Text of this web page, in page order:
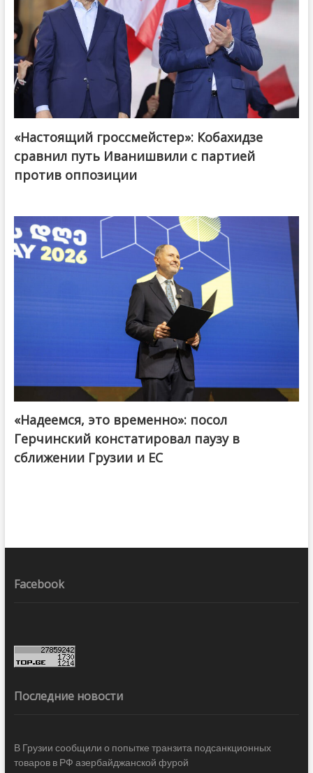
@ქართული ოცნება / Georgian Dream
«Настоящий гроссмейстер»: Кобахидзе
сравнил путь Иванишвили с партией
против оппозиции
«Надеемся, это временно»: посол
Герчинский констатировал паузу в
сближении Грузии и ЕС
Facebook
Последние новости
В Грузии сообщили о попытке транзита подсанкционных
товаров в РФ азербайджанской фурой